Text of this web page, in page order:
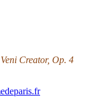
Creator, Op. 4